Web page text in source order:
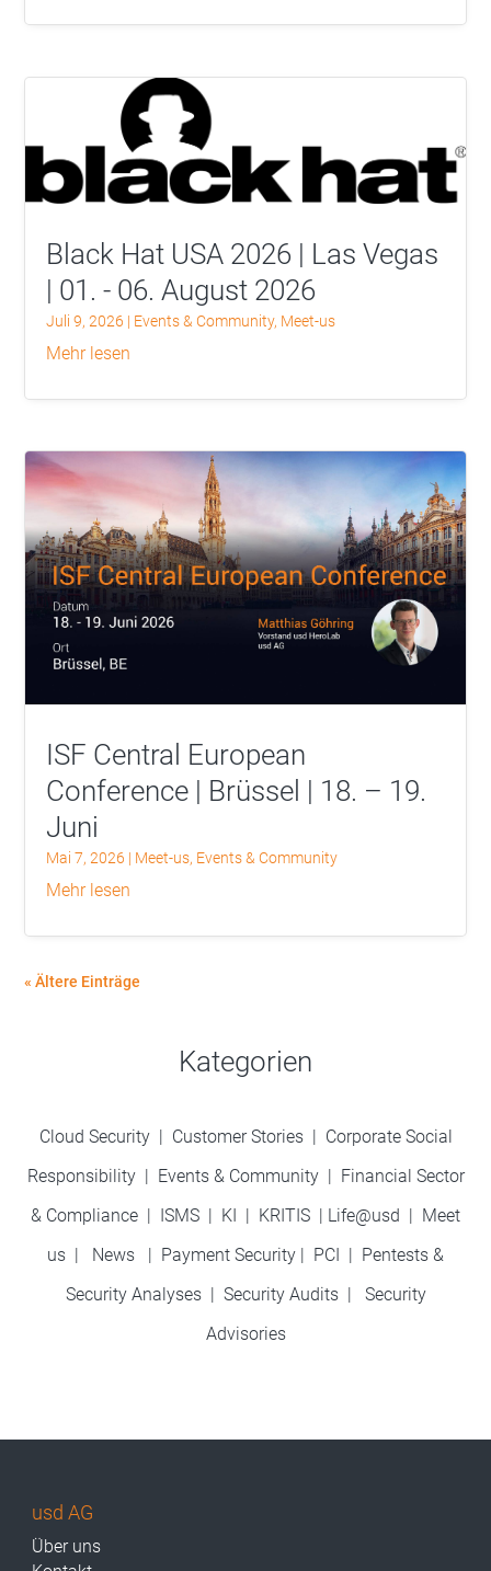
Black Hat USA 2026 | Las Vegas
| 01. - 06. August 2026
Juli 9, 2026 | Events & Community, Meet-us
mehr lesen
ISF Central European
Conference | Brüssel | 18. – 19.
Juni
Mai 7, 2026 | Meet-us, Events & Community
mehr lesen
« Ältere Einträge
Kategorien
Cloud Security | Customer Stories| Corporate Social
Responsibility| Events & Community | Financial Sector
& Compliance | ISMS | KI | KRITIS | Life@usd | Meet
us | News | Payment Security | PCI | Pentests &
Security Analyses | Security Audits| Security
Advisories
usd AG
Über uns